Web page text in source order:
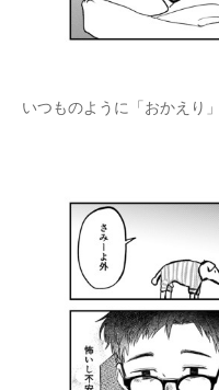
いつものように「おかえり」